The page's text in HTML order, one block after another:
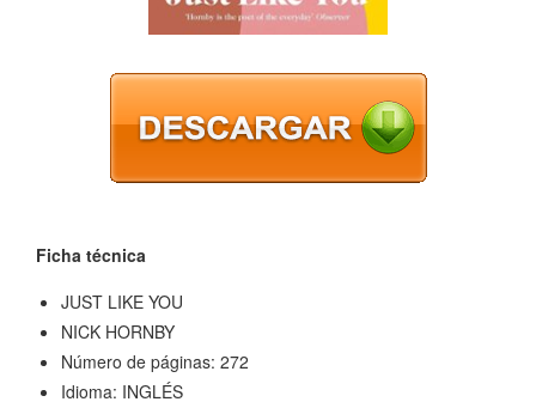
Ficha técnica
JUST LIKE YOU
NICK HORNBY
Número de páginas: 272
Idioma: INGLÉS